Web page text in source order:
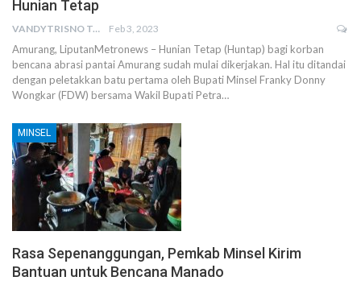
Hunian Tetap
VANDYTRISNO TALUMEPA Feb 3, 2023
Amurang, LiputanMetronews – Hunian Tetap (Huntap) bagi korban
bencana abrasi pantai Amurang sudah mulai dikerjakan. Hal itu ditandai
dengan peletakkan batu pertama oleh Bupati Minsel Franky Donny
Wongkar (FDW) bersama Wakil Bupati Petra…
MINSEL
Rasa Sepenanggungan, Pemkab Minsel Kirim
Bantuan untuk Bencana Manado